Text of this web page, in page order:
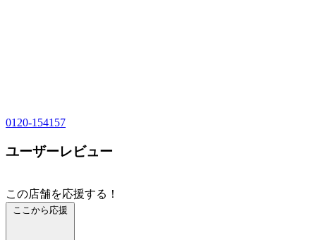
0120-154157
ユーザーレビュー
この店舗を応援する！
ここから応援